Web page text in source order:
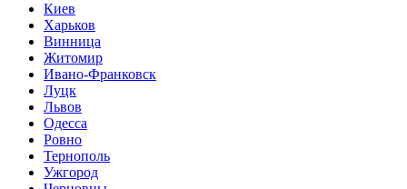
Киев
Харьков
Винница
Житомир
Ивано-Франковск
Луцк
Львов
Одесса
Ровно
Тернополь
Ужгород